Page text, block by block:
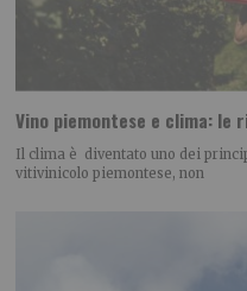
Vino piemontese e clima: le
Il clima è diventato uno dei
vitivinicolo piemontese, non